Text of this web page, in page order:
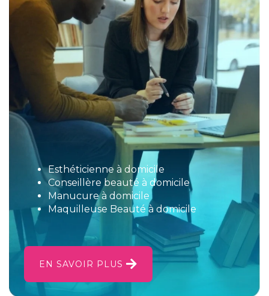
Esthéticienne à domicile
Conseillère beauté à domicile
Manucure à domicile
Maquilleuse Beauté à domicile
EN SAVOIR PLUS